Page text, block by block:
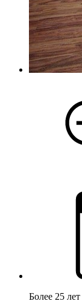
Более 25 лет